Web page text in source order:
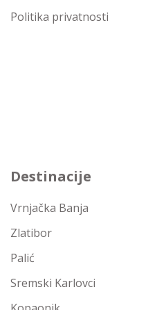
Politika privatnosti
Destinacije
Vrnjačka Banja
Zlatibor
Palić
Sremski Karlovci